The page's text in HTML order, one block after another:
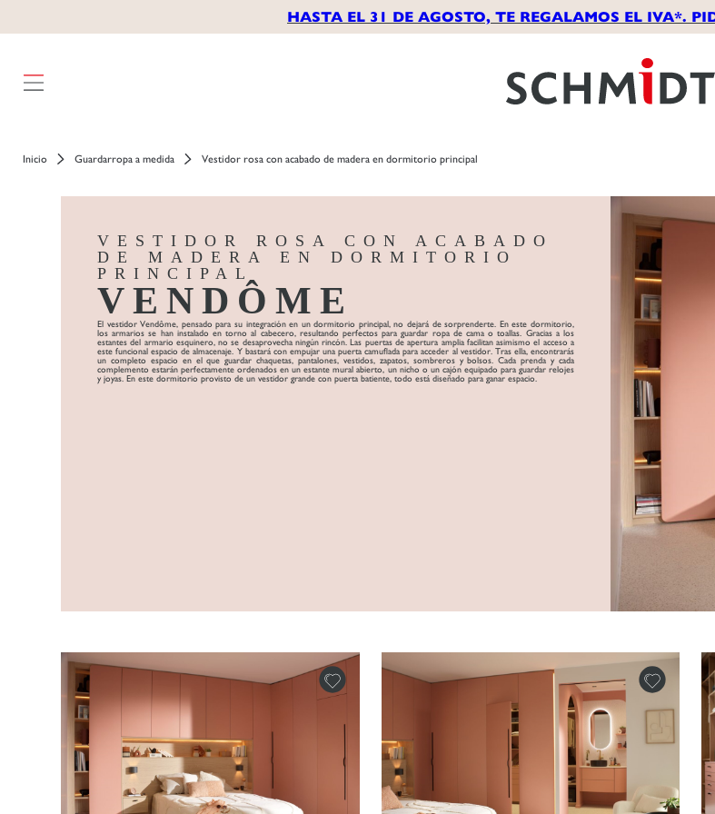
HASTA EL 31 DE AGOSTO, TE REGALAMOS EL IVA*.
Inicio Guardarropa a medida Vestidor rosa con acabado de madera en dormitorio principal
VESTIDOR ROSA CON ACABADO
DE MADERA EN DORMITORIO
PRINCIPAL
VENDÔME
El vestidor Vendôme, pensado para su integración en un dormitorio principal, no dejará de sorprenderte. En este dormitorio,
los armarios se han instalado en torno al cabecero, resultando perfectos para guardar ropa de cama o toallas. Gracias a los
estantes del armario esquinero, no se desaprovecha ningún rincón. Las puertas de apertura amplia facilitan asimismo el acceso a
este funcional espacio de almacenaje. Y bastará con empujar una puerta camuflada para acceder al vestidor. Tras ella, encontrarás
un completo espacio en el que guardar chaquetas, pantalones, vestidos, zapatos, sombreros y bolsos. Cada prenda y cada
complemento estarán perfectamente ordenados en un estante mural abierto, un nicho o un cajón equipado para guardar relojes
y joyas. En este dormitorio provisto de un vestidor grande con puerta batiente, todo está diseñado para ganar espacio.